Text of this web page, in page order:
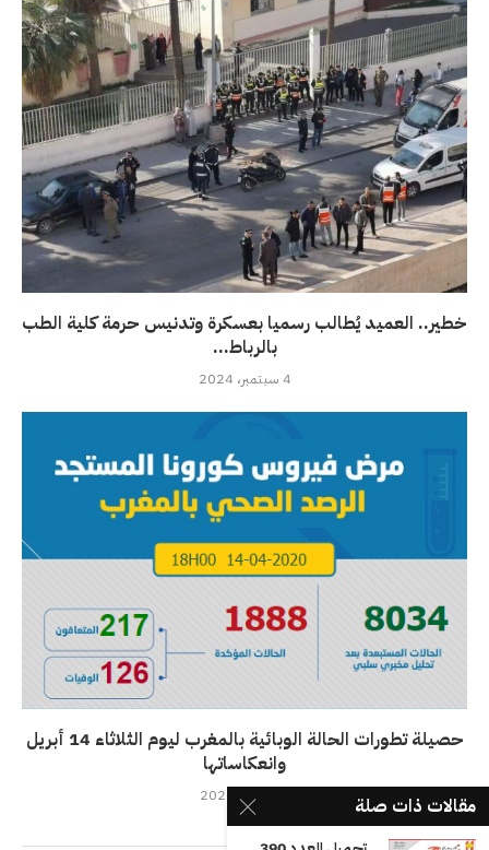
خطير.. العميد يُطالب رسميا بعسكرة وتدنيس حرمة كلية الطب
بالرباط...
4 سبتمبر، 2024
حصيلة تطورات الحالة الوبائية بالمغرب ليوم الثلاثاء 14 أبريل
وانعكاساتها
مقالات ذات صلة